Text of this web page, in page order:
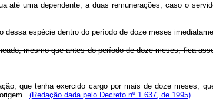
até uma dependente, a duas remunerações, caso o
espécie dentro do período de doze meses
mesmo que antes do período de doze meses, fica
que tenha exercido cargo por mais de doze meses,
(Redação dada pelo Decreto nº 1.637, de 1995)